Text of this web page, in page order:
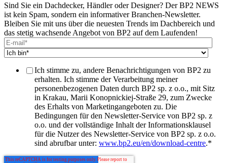
Sind Sie ein Dachdecker, Händler oder Designer? Der BP2 NEWS
ist kein Spam, sondern ein informativer Branchen-Newsletter.
Bleiben Sie mit uns über die neuesten Trends im Dachbereich und
das stetig wachsende Angebot von BP2 auf dem Laufenden!
Ich stimme zu, andere Benachrichtigungen von BP2 zu
erhalten. Ich stimme der Verarbeitung meiner
personenbezogenen Daten durch BP2 sp. z o.o., mit Sitz
in Krakau, Marii Konopnickiej-Straße 29, zum Zwecke
des Erhalts von Marketingangeboten zu. Die
Bedingungen für den Newsletter-Service von BP2 sp. z
o.o. und der vollständige Inhalt der Informationsklausel
für die Nutzer des Newsletter-Service von BP2 sp. z o.o.
sind abrufbar unter: www.bp2.eu/en/download-centre.*